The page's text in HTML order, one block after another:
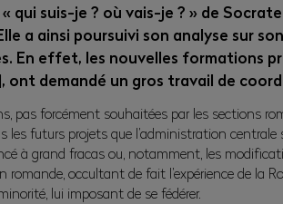
qui suis-je ? où vais-je ? » de
a ainsi poursuivi son analyse sur
En effet, les nouvelles formations
ont demandé un gros travail de
pas forcément souhaitées par les sections
les futurs projets que l’administration
à grand fracas ou, notamment, les
romande, occultant de fait l’expérience de la
minorité, lui imposant de se fédérer.